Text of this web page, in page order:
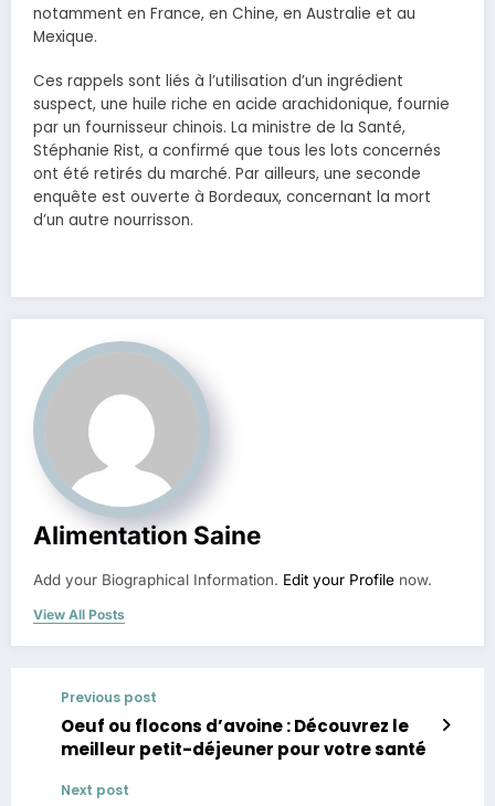
notamment en France, en Chine, en Australie et au
Mexique.
Ces rappels sont liés à l’utilisation d’un ingrédient
suspect, une huile riche en acide arachidonique, fournie
par un fournisseur chinois. La ministre de la Santé,
Stéphanie Rist, a confirmé que tous les lots concernés
ont été retirés du marché. Par ailleurs, une seconde
enquête est ouverte à Bordeaux, concernant la mort
d’un autre nourrisson.
Alimentation Saine
Add your Biographical Information. Edit your Profile now.
View All Posts
Previous post
Oeuf ou flocons d’avoine : Découvrez le
meilleur petit-déjeuner pour votre santé
Next post